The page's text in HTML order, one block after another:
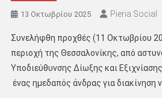
13 Οκτωβρίου 2025 Pieria Social
Συνελήφθη προχθές (11 Οκτωβρίου
περιοχή της Θεσσαλονίκης, από
Υποδιεύθυνσης Δίωξης και
ένας ημεδαπός άνδρας για διακίνηση